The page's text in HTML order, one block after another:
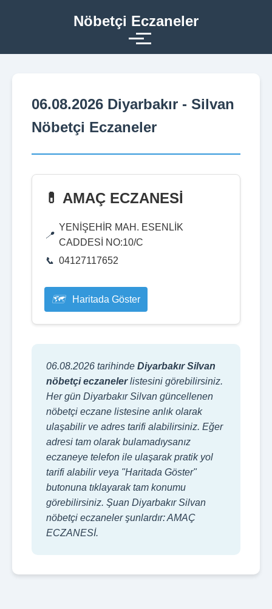
Nöbetçi Eczaneler
06.08.2026 Diyarbakır - Silvan
Nöbetçi Eczaneler
💊 AMAÇ ECZANESİ
YENİŞEHİR MAH. ESENLİK
CADDESİ NO:10/C
04127117652
Haritada Göster
06.08.2026 tarihinde Diyarbakır Silvan
nöbetçi eczanelerlistesini görebilirsiniz.
Her gün Diyarbakır Silvan güncellenen
nöbetçi eczane listesine anlık olarak
ulaşabilir ve adres tarifi alabilirsiniz. Eğer
adresi tam olarak bulamadıysanız
eczaneye telefon ile ulaşarak pratik yol
tarifi alabilir veya "Haritada Göster"
butonuna tıklayarak tam konumu
görebilirsiniz. Şuan Diyarbakır Silvan
nöbetçi eczaneler şunlardır: AMAÇ
ECZANESİ.